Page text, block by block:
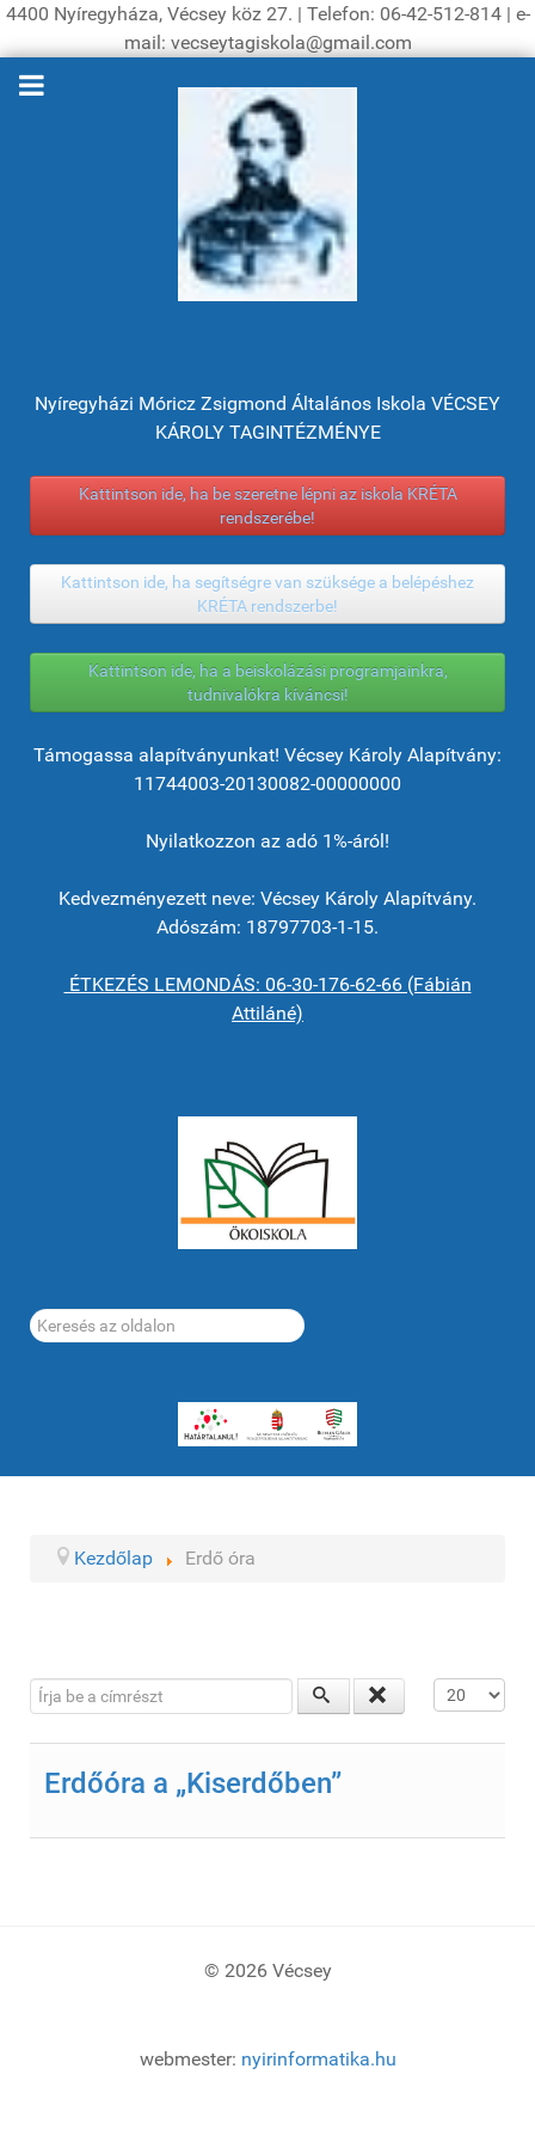
4400 Nyíregyháza, Vécsey köz 27. | Telefon: 06-42-512-814 | e-
mail: vecseytagiskola@gmail.com
Nyíregyházi Móricz Zsigmond Általános Iskola VÉCSEY
KÁROLY TAGINTÉZMÉNYE
Kattintson ide, ha be szeretne lépni az iskola KRÉTA
rendszerébe!
Kattintson ide, ha segítségre van szüksége a belépéshez
KRÉTA rendszerbe!
Kattintson ide, ha a beiskolázási programjainkra,
tudnivalókra kíváncsi!
Támogassa alapítványunkat! Vécsey Károly Alapítvány:
11744003-20130082-00000000
Nyilatkozzon az adó 1%-áról!
Kedvezményezett neve: Vécsey Károly Alapítvány.
Adószám: 18797703-1-15.
ÉTKEZÉS LEMONDÁS: 06-30-176-62-66 (Fábián
Attiláné)
Keresés...
Kezdőlap Erdő óra
Írja be a címrészt Tételek #
Erdőóra a „Kiserdőben”
© 2026 Vécsey
webmester: nyirinformatika.hu